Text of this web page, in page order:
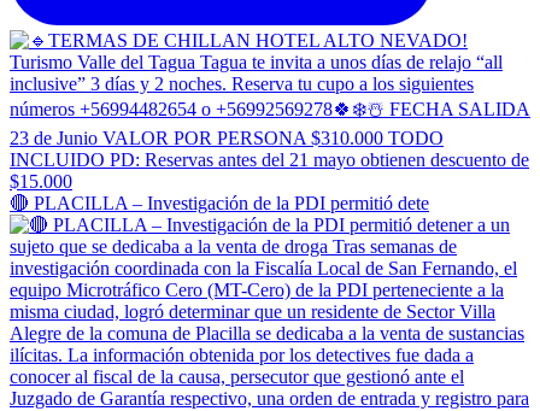
🔴 PLACILLA – Investigación de la PDI permitió dete